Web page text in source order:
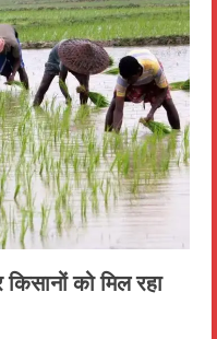
को मिल रहा